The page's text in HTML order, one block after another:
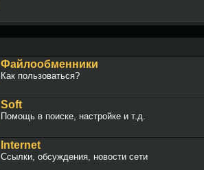
Файлообменники
Как пользоваться?
Soft
Помощь в поиске, настройке и т.д.
Internet
Ссылки, обсуждения, новости сети